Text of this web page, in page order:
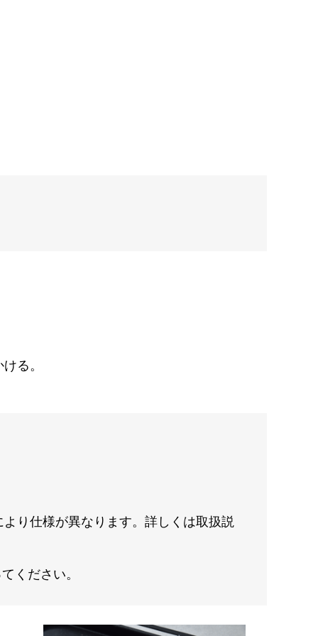
る。
り仕様が異なります。詳しくは取扱説
ください。